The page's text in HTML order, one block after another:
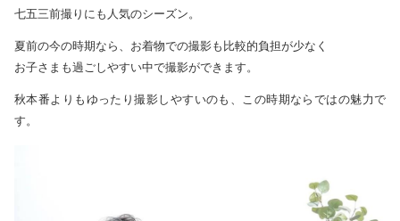
七五三前撮りにも人気のシーズン。
夏前の今の時期なら、お着物での撮影も比較的負担が少なく
お子さまも過ごしやすい中で撮影ができます。
秋本番よりもゆったり撮影しやすいのも、この時期ならではの魅力で
す。